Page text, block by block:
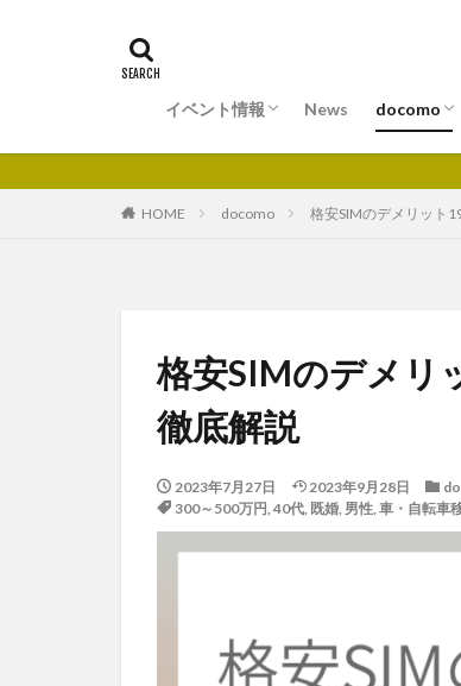
イベント情報
北海道エリア
東北エリア
関東エリア
中部エリア
近畿エリア
中国エリア
四国エリア
九州・沖縄エリア
News docomo
料金プラ
ドコモ光
ドコモで
サービス
HOME docomo 格安SIMのデメリット
格安SIMのデメリ
徹底解説
2023年7月27日 2023年9月28日
300～500万円, 40代, 既婚, 男性, 車・自転車